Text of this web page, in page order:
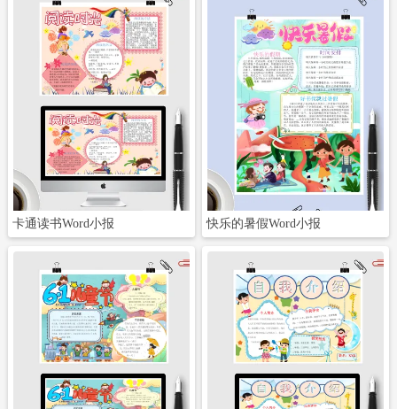
卡通读书Word小报 快乐的暑假Word小报
立即下载 立即下载
立即下载 立即下载